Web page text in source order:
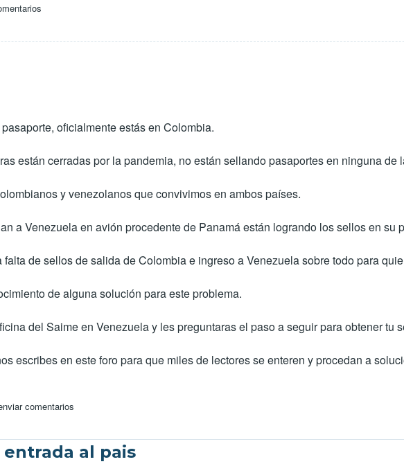
oficialmente estás en Colombia.
están cerradas por la pandemia, no están sellando pasaportes en ninguna
y venezolanos que convivimos en ambos países.
a Venezuela en avión procedente de Panamá están logrando los sellos en su
de sellos de salida de Colombia e ingreso a Venezuela sobre todo para
de alguna solución para este problema.
del Saime en Venezuela y les preguntaras el paso a seguir para obtener tu
escribes en este foro para que miles de lectores se enteren y procedan a
comentarios
en
al pais